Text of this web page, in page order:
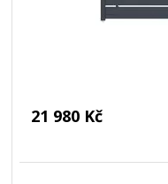
21 980 Kč